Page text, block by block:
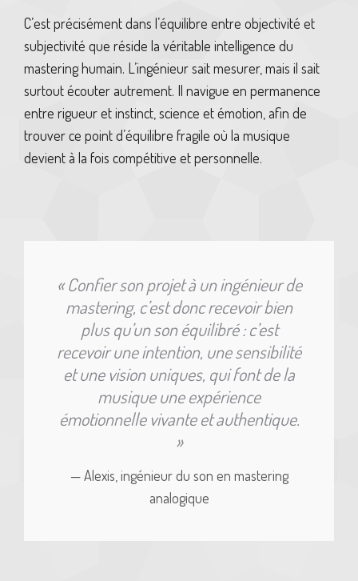
C’est précisément dans l’équilibre entre objectivité et
subjectivité que réside la véritable intelligence du
mastering humain. L’ingénieur sait mesurer, mais il sait
surtout écouter autrement. Il navigue en permanence
entre rigueur et instinct, science et émotion, afin de
trouver ce point d’équilibre fragile où la musique
devient à la fois compétitive et personnelle.
« Confier son projet à un ingénieur de
mastering, c’est donc recevoir bien
plus qu’un son équilibré : c’est
recevoir une intention, une sensibilité
et une vision uniques, qui font de la
musique une expérience
émotionnelle vivante et authentique.
»
— Alexis, ingénieur du son en mastering
analogique